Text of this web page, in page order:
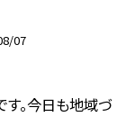
07
。今日も地域づ